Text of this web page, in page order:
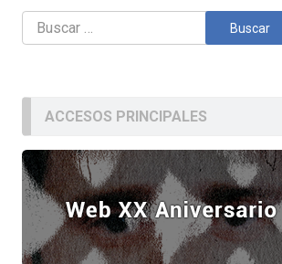
Buscar:
ACCESOS PRINCIPALES